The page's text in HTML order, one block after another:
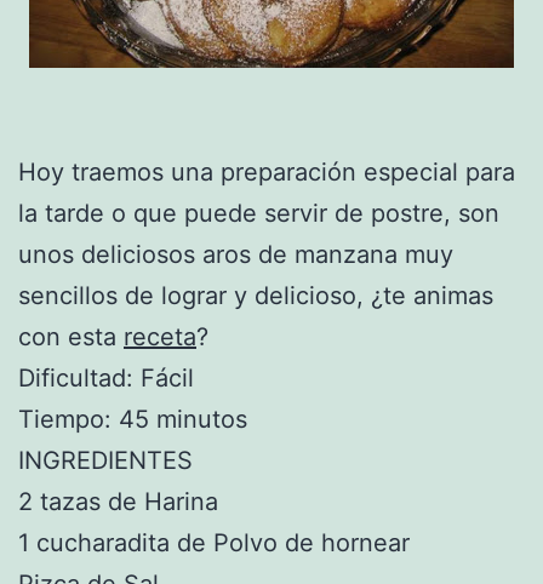
Hoy traemos una preparación especial para
la tarde o que puede servir de postre, son
unos deliciosos aros de manzana muy
sencillos de lograr y delicioso, ¿te animas
con esta receta?
Dificultad: Fácil
Tiempo: 45 minutos
INGREDIENTES
2 tazas de Harina
1 cucharadita de Polvo de hornear